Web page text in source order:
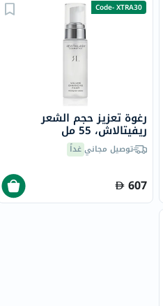
Code- XTRA30
رغوة تعزيز حجم الشعر
ريفيتالاش، 55 مل
توصيل مجانيغداً
607